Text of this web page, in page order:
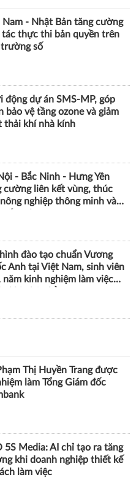
Nam - Nhật Bản tăng cường
tác thực thi bản quyền trên
số
động dự án SMS-MP, góp
bảo vệ tầng ozone và giảm
thải khí nhà kính
- Bắc Ninh - Hưng Yên
cường liên kết vùng, thúc
nghiệp thông minh và
đào tạo chuẩn Vương
Anh tại Việt Nam, sinh viên
năm kinh nghiệm làm việc
Thị Huyền Trang được
làm Tổng Giám đốc
5S Media: AI chỉ tạo ra tăng
khi doanh nghiệp thiết kế
làm việc